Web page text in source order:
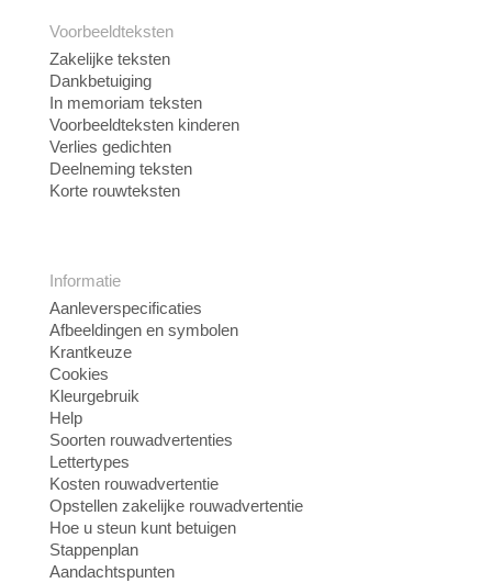
Voorbeeldteksten
Zakelijke teksten
Dankbetuiging
In memoriam teksten
Voorbeeldteksten kinderen
Verlies gedichten
Deelneming teksten
Korte rouwteksten
Informatie
Aanleverspecificaties
Afbeeldingen en symbolen
Krantkeuze
Cookies
Kleurgebruik
Help
Soorten rouwadvertenties
Lettertypes
Kosten rouwadvertentie
Opstellen zakelijke rouwadvertentie
Hoe u steun kunt betuigen
Stappenplan
Aandachtspunten